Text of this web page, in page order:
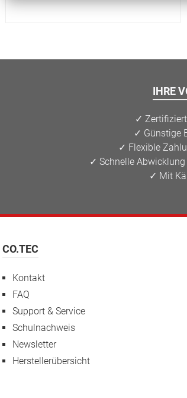
IHRE
✓
✓ Günstige
✓ Flexible
✓ Schnelle
✓ Mit
CO.TEC
Kontakt
FAQ
Support & Service
Schulnachweis
Newsletter
Herstellerübersicht